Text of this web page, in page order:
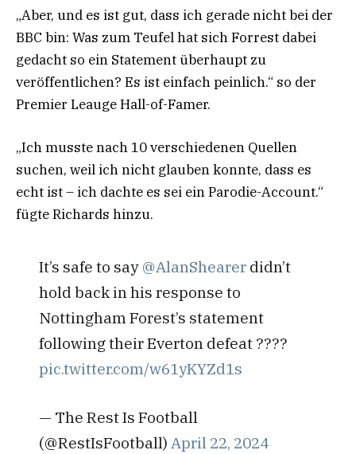
„Aber, und es ist gut, dass ich gerade nicht bei der
BBC bin: Was zum Teufel hat sich Forrest dabei
gedacht so ein Statement überhaupt zu
veröffentlichen? Es ist einfach peinlich.“ so der
Premier Leauge Hall-of-Famer.
„Ich musste nach 10 verschiedenen Quellen
suchen, weil ich nicht glauben konnte, dass es
echt ist – ich dachte es sei ein Parodie-Account.“
fügte Richards hinzu.
It’s safe to say @AlanShearerdidn’t
hold back in his response to
Nottingham Forest’s statement
following their Everton defeat ????
pic.twitter.com/w61yKYZd1s
— The Rest Is Football
(@RestIsFootball) April 22, 2024